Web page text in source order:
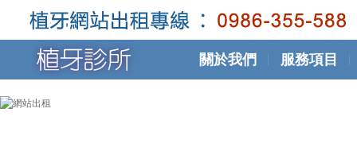
關於我們 服務項目